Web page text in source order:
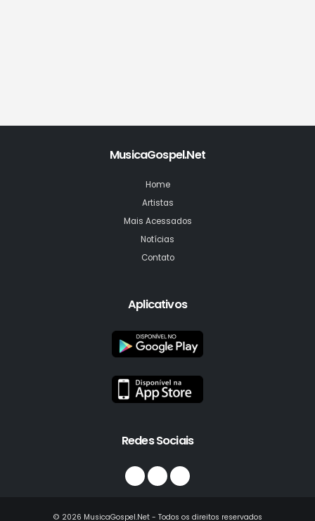
MusicaGospel.Net
Home
Artistas
Mais Acessados
Notícias
Contato
Aplicativos
Redes Sociais
© 2026 MusicaGospel.Net - Todos os direitos reservados